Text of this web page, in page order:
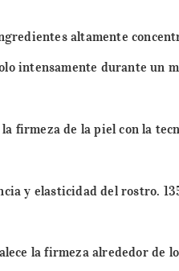
altamente
intensamente durante un
firmeza de la piel con la
y elasticidad del rostro.
la firmeza alrededor de